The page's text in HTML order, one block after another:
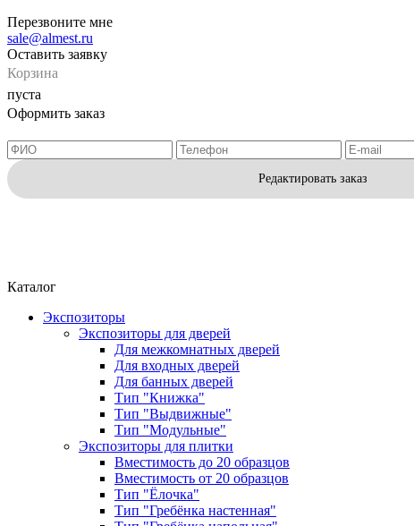
Перезвоните мне
sale@almest.ru
Оставить заявку
Корзина
пуста
Оформить заказ
Редактировать заказ
Каталог
Экспозиторы
Экспозиторы для дверей
Для межкомнатных дверей
Для входных дверей
Для банных дверей
Тип "Книжка"
Тип "Выдвижные"
Тип "Модульные"
Экспозиторы для плитки
Вместимость до 20 образцов
Вместимость от 20 образцов
Тип "Ёлочка"
Тип "Гребёнка настенная"